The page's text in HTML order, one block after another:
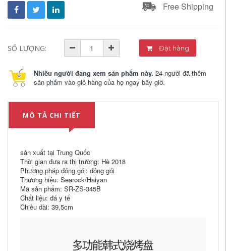
Free Shipping
SỐ LƯỢNG: Đặt hàng
Nhiều người đang xem sản phẩm này. 24 người đã thêm
sản phẩm vào giỏ hàng của họ ngay bây giờ.
MÔ TẢ CHI TIẾT
sản xuất tại Trung Quốc
Thời gian đưa ra thị trường: Hè 2018
Phương pháp đóng gói: đóng gói
Thương hiệu: Searock/Haiyan
Mã sản phẩm: SR-ZS-345B
Chất liệu: đá y tế
Chiều dài: 39,5cm